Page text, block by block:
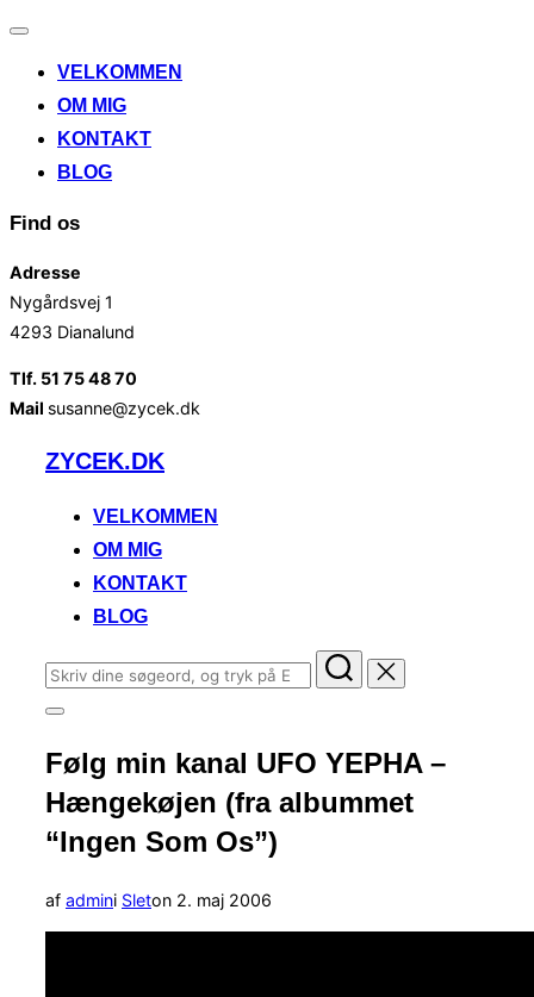
Slå
til/fraVELKOMMEN
OM MIG
KONTAKT
BLOG
Find os
Adresse
Nygårdsvej 1
4293 Dianalund
Tlf. 51 75 48 70
Mail susanne@zycek.dk
VidereZYCEK.DK
VELKOMMEN
OM MIG
KONTAKT
BLOG
Søg
efter:
Slå
i
sidekolonne
til/fra
Følg min kanal UFO YEPHA –
Hængekøjen (fra albummet
“Ingen Som Os”)
af admini Sleton Udgivet
d.
2. maj 2006